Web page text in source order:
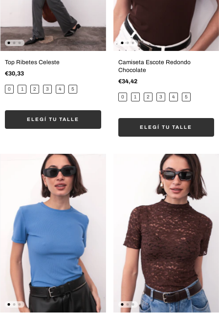
Top Ribetes Celeste
€30,33
0 1 2 3 4 5
ELEGÍ TU TALLE
Camiseta Escote Redondo
Chocolate
€34,42
0 1 2 3 4 5
ELEGÍ TU TALLE